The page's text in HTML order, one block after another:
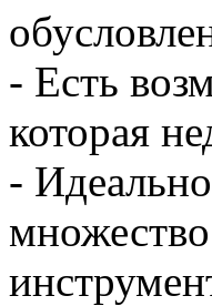
- Есть
которая
-